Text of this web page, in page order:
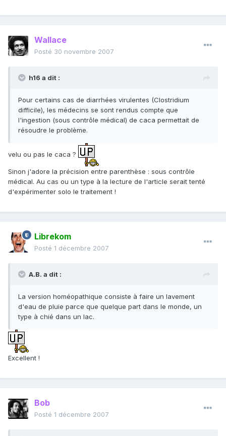
Wallace
Posté 30 novembre 2007
h16 a dit :
Pour certains cas de diarrhées virulentes (Clostridium
difficile), les médecins se sont rendus compte que
l'ingestion (sous contrôle médical) de caca permettait de
résoudre le problème.
velu ou pas le caca ?
Sinon j'adore la précision entre parenthèse : sous contrôle
médical. Au cas ou un type à la lecture de l'article serait tenté
d'expérimenter solo le traitement !
Librekom
Posté 1 décembre 2007
A.B. a dit :
La version homéopathique consiste à faire un lavement
d'eau de pluie parce que quelque part dans le monde, un
type à chié dans un lac.
Excellent !
Bob
Posté 1 décembre 2007